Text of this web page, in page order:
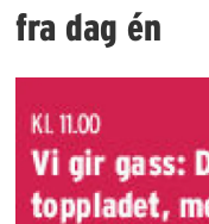
fra dag én